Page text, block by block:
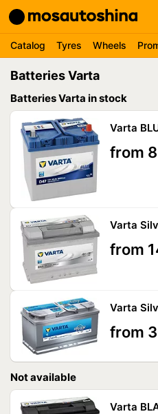
Catalog Tyres Wheels
Batteries Varta
Batteries Varta in stock
Varta
from
Varta
from
Varta
from
Not available
Varta